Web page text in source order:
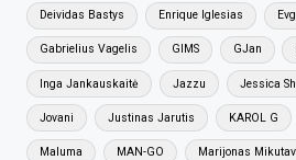
Deividas Bastys Enrique Iglesias
Gabrielius Vagelis GIMS GJan
Inga Jankauskaitė Jazzu Jessica
Jovani Justinas Jarutis KAROL G
Maluma MAN-GO Marijonas